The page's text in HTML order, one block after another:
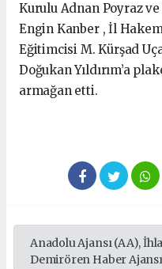
Kurulu Adnan Poyraz ve
Engin Kanber , İl
Eğitimcisi M. Kürşad
Doğukan Yıldırım’a
armağan etti.
Anadolu Ajansı (AA),
Demirören Haber